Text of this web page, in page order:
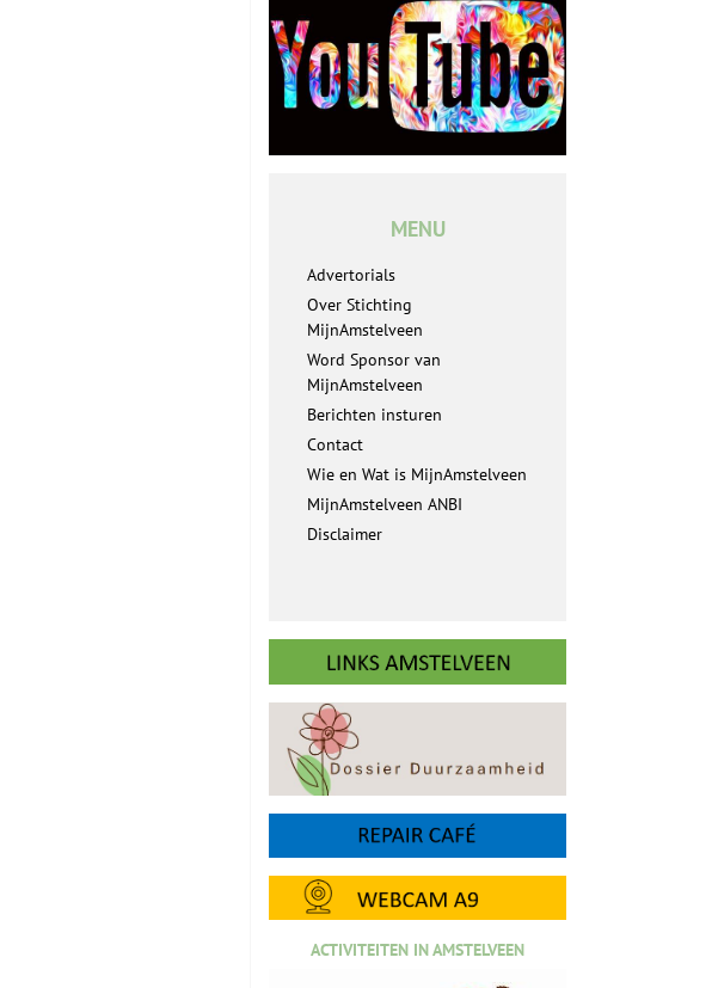
MENU
Advertorials
Over Stichting
MijnAmstelveen
Word Sponsor van
MijnAmstelveen
Berichten insturen
Contact
Wie en Wat is MijnAmstelveen
MijnAmstelveen ANBI
Disclaimer
ACTIVITEITEN IN AMSTELVEEN